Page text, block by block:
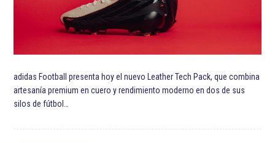
adidas Football presenta hoy el nuevo Leather Tech Pack, que combina
artesanía premium en cuero y rendimiento moderno en dos de sus
silos de fútbol…